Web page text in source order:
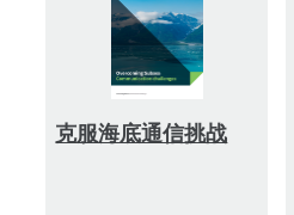
克服海底通信挑战